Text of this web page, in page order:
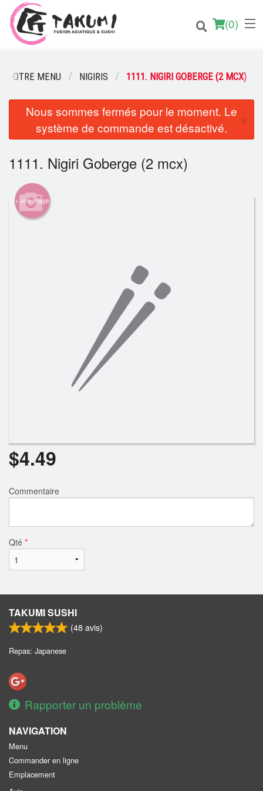
(0)
Commander en ligne
Emplacement
Français
Connection
Inscription
NOTRE MENU NIGIRIS 1111. NIGIRI GOBERGE (2 MCX)
Nous sommes fermés pour le moment. Le
système de commande est désactivé.
×
1111. Nigiri Goberge (2 mcx)
+ une image
$4.49
Commentaire
Qté *
TAKUMI SUSHI
(48avis)
Repas: Japanese
Rapporter un problème
NAVIGATION
Menu
Commander en ligne
Emplacement